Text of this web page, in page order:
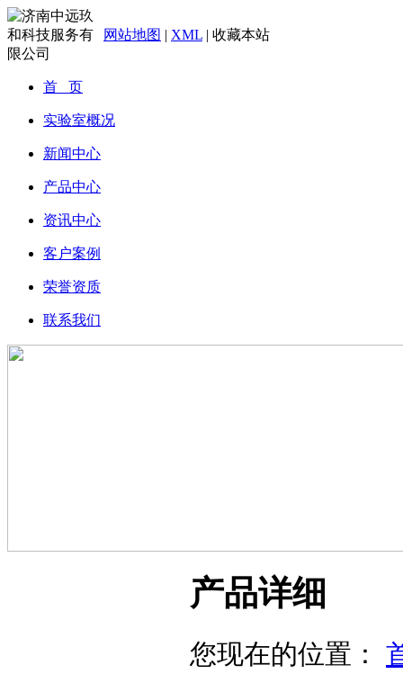
网站地图 | XML | 收藏本站
首 页
实验室概况
新闻中心
产品中心
资讯中心
客户案例
荣誉资质
联系我们
产品详细
您现在的位置：